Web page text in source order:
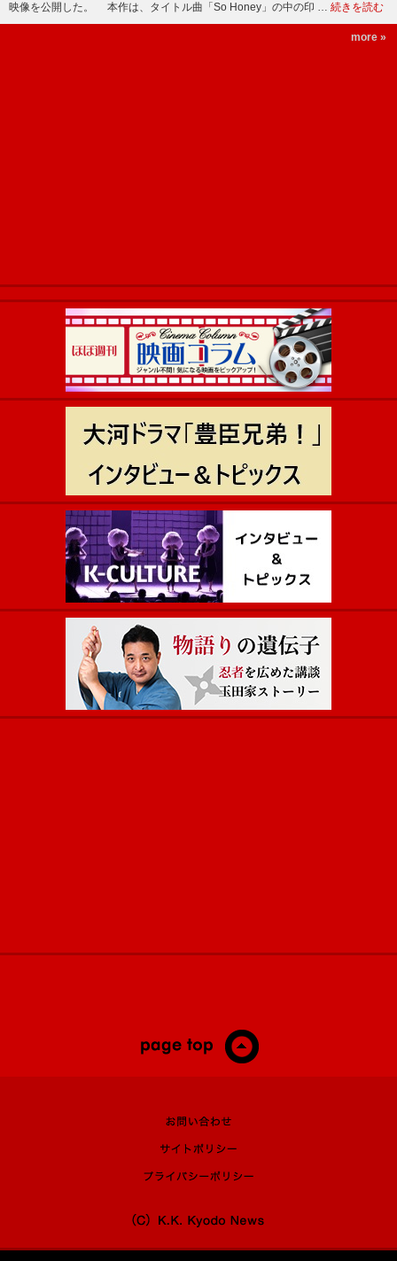
映像を公開した。 本作は、タイトル曲「So Honey」の中の印 … 続きを読む
more »